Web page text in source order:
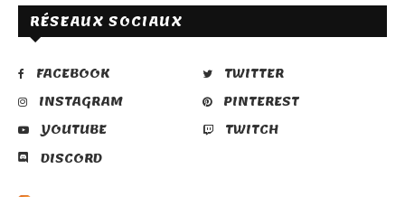
RÉSEAUX SOCIAUX
FACEBOOK
TWITTER
INSTAGRAM
PINTEREST
YOUTUBE
TWITCH
DISCORD